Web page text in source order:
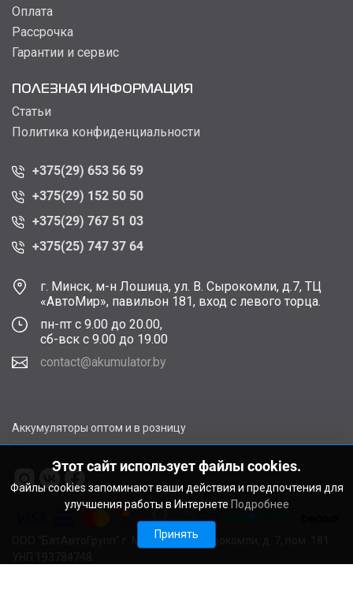
Оплата
Рассрочка
Гарантии и сервис
ПОЛЕЗНАЯ ИНФОРМАЦИЯ
Статьи
Политика конфиденциальности
+375(29) 653 56 59
+375(29) 152 50 50
+375(29) 767 51 03
+375(25) 747 37 64
г. Минск, м-н Лошица, ул. В. Сырокомли, д.7, ТЦ
«АвтоМир», павильон 181, вход с левого торца.
пн-пт с 9.00 до 20.00,
сб-вск с 9.00 до 19.00
contact@akumulator.by
Аккумуляторы оптом и в розницу
ООО "БатАвтоГрупп" г. Минск, ул. В. Сырокомли, д. 7, пом. 181
Этот сайт использует файлы cookies.
Файлы cookies запоминают ваши действия и предпочтения для
улучшения работы в Интернете Подробнее
Принять